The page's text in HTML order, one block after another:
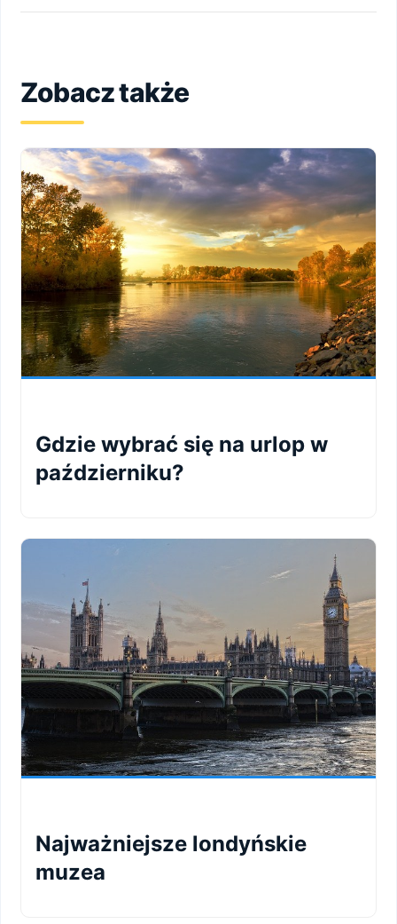
Zobacz także
Gdzie wybrać się na urlop w
październiku?
Najważniejsze londyńskie
muzea